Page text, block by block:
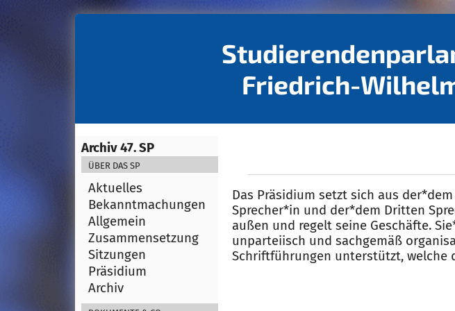
Friedrich-
Archiv 47. SP
Über das SP
Aktuelles
Bekanntmachungen
Allgemein
Zusammensetzung
Sitzungen
Präsidium
Archiv
Das Präsidium setzt sich aus
Sprecher*in und der*dem Dritten
außen und regelt seine Geschäfte.
unparteiisch und sachgemäß
Schriftführungen unterstützt, welche